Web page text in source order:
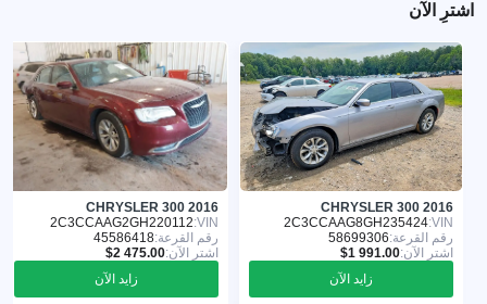
اشترِ الآن
CHRYSLER 300 2016
VIN:
2C3CCAAG8GH235424
رقم القرعة:58699306
اشترِ الآن:
زايد الآن
CHRYSLER 300 2016
VIN:
2C3CCAAG2GH220112
رقم القرعة:45586418
اشترِ الآن:
زايد الآن